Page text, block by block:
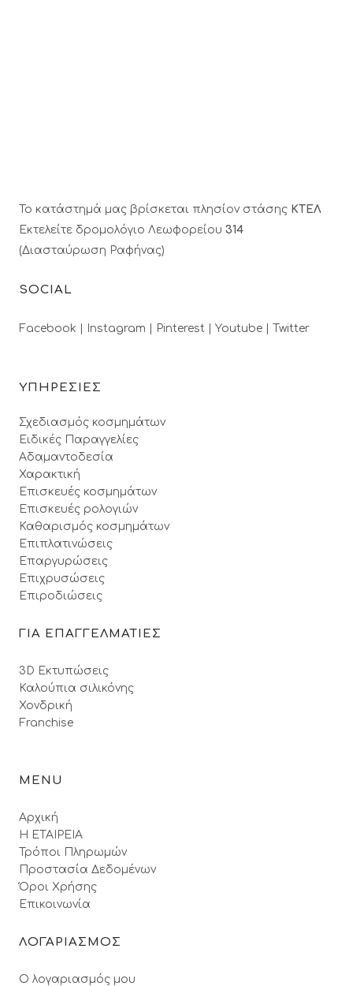
Το κατάστημά μας βρίσκεται πλησίον στάσης ΚΤΕΛ
Εκτελείτε δρομολόγιο Λεωφορείου 314
(Διασταύρωση Ραφήνας)
SOCIAL
Facebook | Instagram | Pinterest | Youtube | Twitter
ΥΠΗΡΕΣΙΕΣ
Σχεδιασμός κοσμημάτων
Ειδικές Παραγγελίες
Αδαμαντοδεσία
Χαρακτική
Επισκευές κοσμημάτων
Επισκευές ρολογιών
Καθαρισμός κοσμημάτων
Επιπλατινώσεις
Επαργυρώσεις
Επιχρυσώσεις
Επιροδιώσεις
ΓΙΑ ΕΠΑΓΓΕΛΜΑΤΙΕΣ
3D Εκτυπώσεις
Καλούπια σιλικόνης
Χονδρική
Franchise
MENU
Αρχική
Η ΕΤΑΙΡΕΙΑ
Τρόποι Πληρωμών
Προστασία Δεδομένων
Όροι Xρήσης
Επικοινωνία
ΛΟΓΑΡΙΑΣΜΟΣ
Ο λογαριασμός μου